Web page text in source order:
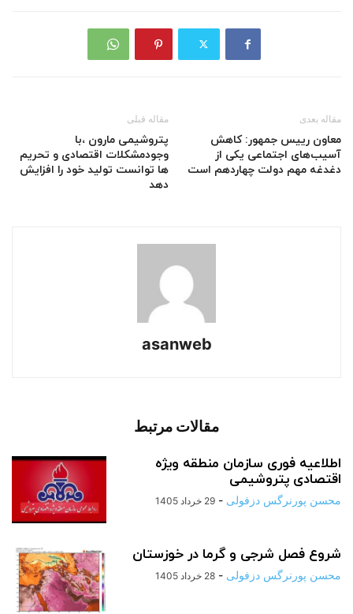
مقاله قبلی
پتروشیمی مارون ،با
وجودمشکلات اقتصادی و تحریم
ها توانست تولید خود را افزایش
دهد
مقاله بعدی
معاون رییس جمهور: کاهش
آسیب‌های اجتماعی یکی از
دغدغه مهم دولت چهاردهم است
asanweb
مقالات مرتبط
اطلاعیه فوری سازمان منطقه ویژه
اقتصادی پتروشیمی
محسن پورنرگس دزفولی - 29 خرداد 1405
شروع فصل شرجی و گرما در خوزستان
محسن پورنرگس دزفولی - 28 خرداد 1405